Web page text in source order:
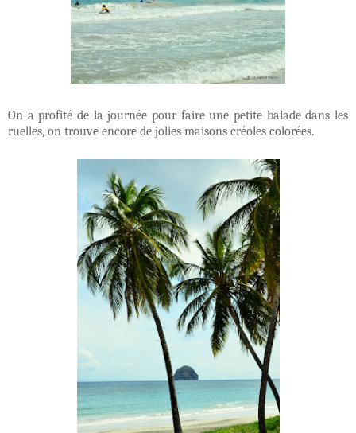
On a profité de la journée pour faire une petite balade dans les
ruelles, on trouve encore de jolies maisons créoles colorées.